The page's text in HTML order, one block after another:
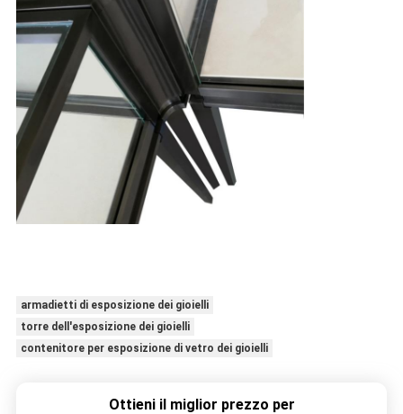
armadietti di esposizione dei gioielli
torre dell'esposizione dei gioielli
contenitore per esposizione di vetro dei gioielli
Ottieni il miglior prezzo per